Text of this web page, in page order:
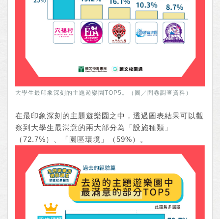
大學生最印象深刻的主題遊樂園TOP5。（圖／問卷調查資料）
在最印象深刻的主題遊樂園之中，透過圖表結果可以觀
察到大學生最滿意的兩大部分為「設施種類」
（72.7%）、「園區環境」（59%）。